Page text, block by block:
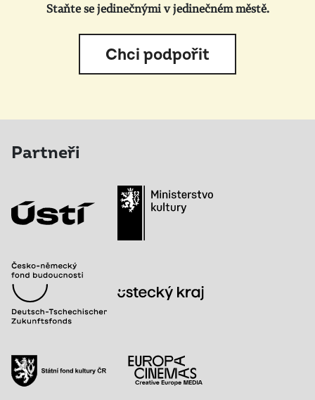
Staňte se jedinečnými v jedinečném městě.
Chci podpořit
Partneři